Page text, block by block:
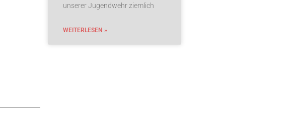
unserer Jugendwehr ziemlich
WEITERLESEN »